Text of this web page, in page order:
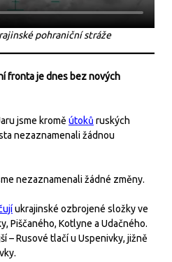
pohraniční stráže
fronta je dnes bez nových
jsme kromě útoků ruských
nezaznamenali žádnou
nezaznamenali žádné změny.
ukrajinské ozbrojené složky ve
Piščaného, Kotlyne a Udačného.
– Rusové tlačí u Uspenivky, jižně